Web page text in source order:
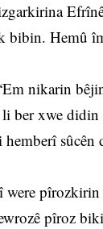
bibin. Hemû
nikarin
ber xwe
pîroz